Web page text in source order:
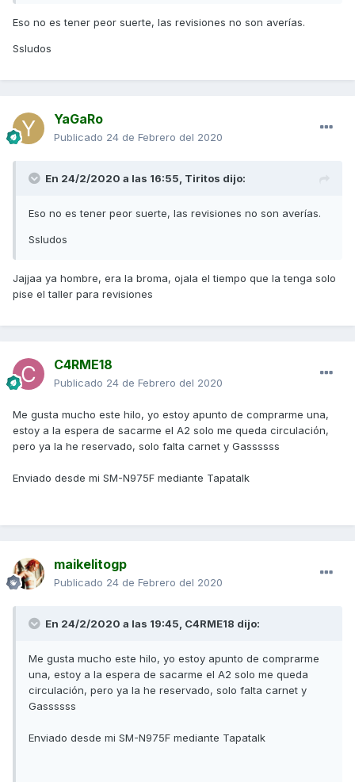
Eso no es tener peor suerte, las revisiones no son averías.
Ssludos
YaGaRo
Publicado 24 de Febrero del 2020
En 24/2/2020 a las 16:55, Tiritos dijo:
Eso no es tener peor suerte, las revisiones no son averías.
Ssludos
Jajjaa ya hombre, era la broma, ojala el tiempo que la tenga solo
pise el taller para revisiones
C4RME18
Publicado 24 de Febrero del 2020
Me gusta mucho este hilo, yo estoy apunto de comprarme una,
estoy a la espera de sacarme el A2 solo me queda circulación,
pero ya la he reservado, solo falta carnet y Gassssss
Enviado desde mi SM-N975F mediante Tapatalk
maikelitogp
Publicado 24 de Febrero del 2020
En 24/2/2020 a las 19:45, C4RME18 dijo:
Me gusta mucho este hilo, yo estoy apunto de comprarme
una, estoy a la espera de sacarme el A2 solo me queda
circulación, pero ya la he reservado, solo falta carnet y
Gassssss
Enviado desde mi SM-N975F mediante Tapatalk